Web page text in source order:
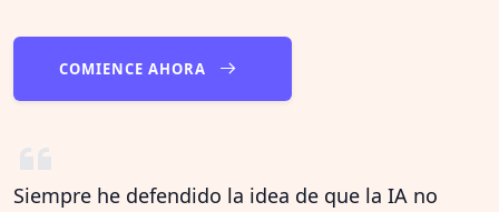
COMIENCE AHORA
Siempre he defendido la idea de que la IA no